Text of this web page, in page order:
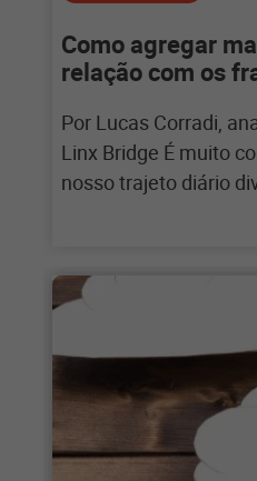
Como agregar
relação com os
Por Lucas Corradi,
Linx Bridge É muito
nosso trajeto diário